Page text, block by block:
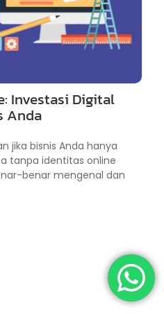
Investasi Digital
Anda
jika bisnis Anda hanya
tanpa identitas online
benar mengenal dan